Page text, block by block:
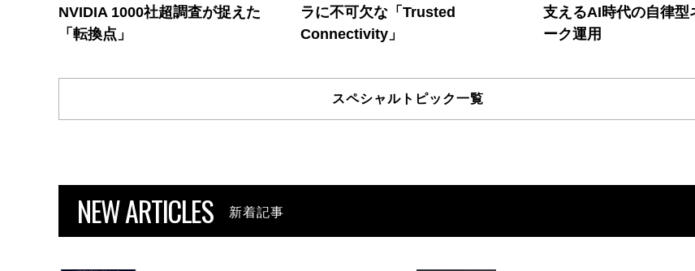
NVIDIA 1000社超調査が捉えた
「転換点」
ラに不可欠な「Trusted
Connectivity」
支えるAI時代の自律型
ーク運用
スペシャルトピック一覧
NEW ARTICLES 新着記事